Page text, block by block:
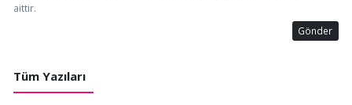
aittir.
Gönder
Tüm Yazıları